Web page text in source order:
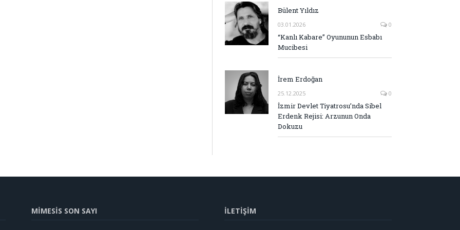
Bülent Yıldız
03.01.2026 0
“Kanlı Kabare” Oyununun Esbabı
Mucibesi
İrem Erdoğan
25.12.2025 0
İzmir Devlet Tiyatrosu’nda Sibel
Erdenk Rejisi: Arzunun Onda
Dokuzu
MİMESİS SON SAYI İLETİŞİM